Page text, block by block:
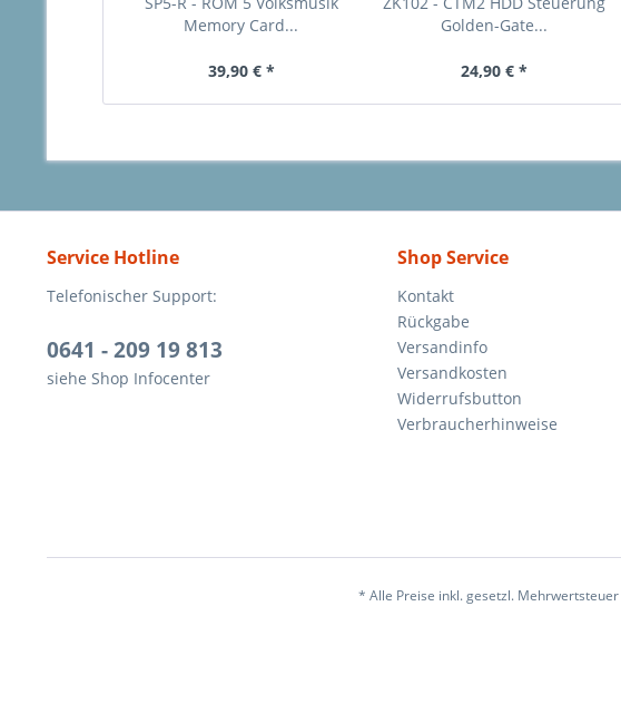
Memory Card...
39,90 € *
Golden-Gate...
24,90 € *
Service Hotline
Telefonischer Support:
0641 - 209 19 813
siehe Shop Infocenter
Shop Service
Kontakt
Rückgabe
Versandinfo
Versandkosten
Widerrufsbutton
Verbraucherhinweise
* Alle Preise inkl. gesetzl. Mehrwertsteuer